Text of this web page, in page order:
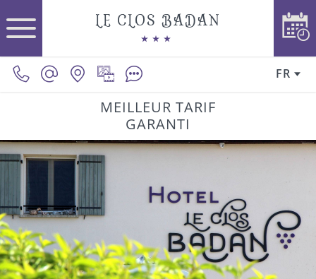
LE CLOS BADAN
FR
MEILLEUR TARIF
GARANTI